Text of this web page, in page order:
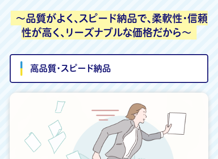
～品質がよく、スピード納品で、柔軟性・信頼
性が高く、リーズナブルな価格だから～
高品質・スピード納品